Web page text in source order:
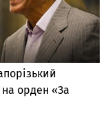
орден «За